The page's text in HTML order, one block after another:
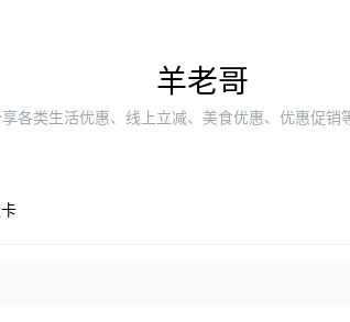
羊老哥
各类生活优惠、线上立减、美食优惠、优惠促销